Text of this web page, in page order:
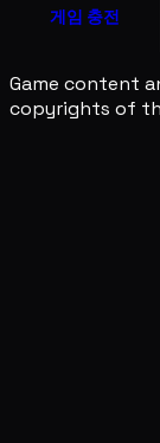
게임 충전
Game content
copyrights of